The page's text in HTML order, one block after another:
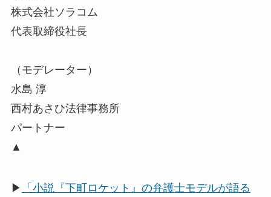
株式会社ソラコム
代表取締役社長
（モデレーター）
水島 淳
西村あさひ法律事務所
パートナー
▲
▶
「小説『下町ロケット』の弁護士モデルが語る